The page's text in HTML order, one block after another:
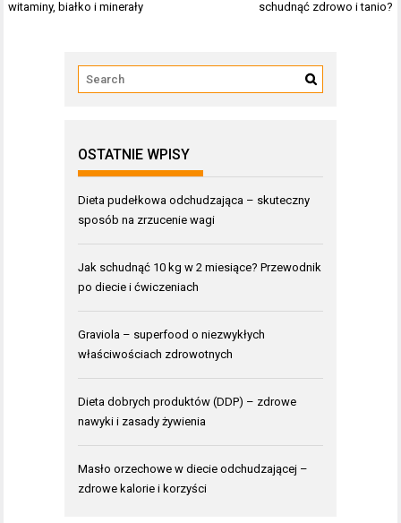
wpisu
witaminy, białko i minerały
schudnąć zdrowo i tanio?
OSTATNIE WPISY
Dieta pudełkowa odchudzająca – skuteczny
sposób na zrzucenie wagi
Jak schudnąć 10 kg w 2 miesiące? Przewodnik
po diecie i ćwiczeniach
Graviola – superfood o niezwykłych
właściwościach zdrowotnych
Dieta dobrych produktów (DDP) – zdrowe
nawyki i zasady żywienia
Masło orzechowe w diecie odchudzającej –
zdrowe kalorie i korzyści